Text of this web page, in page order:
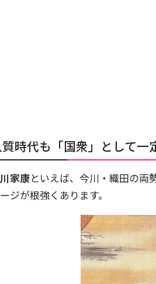
時代も「国衆」として一
家康といえば、今川・織田の両
ジが根強くあります。